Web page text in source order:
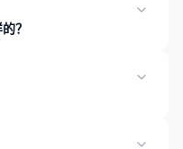
？
过章节测评巩固薄弱点。